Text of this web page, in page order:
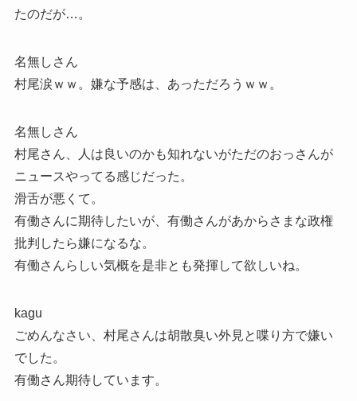
たのだが…。
名無しさん
村尾涙ｗｗ。嫌な予感は、あっただろうｗｗ。
名無しさん
村尾さん、人は良いのかも知れないがただのおっさんが
ニュースやってる感じだった。
滑舌が悪くて。
有働さんに期待したいが、有働さんがあからさまな政権
批判したら嫌になるな。
有働さんらしい気概を是非とも発揮して欲しいね。
kagu
ごめんなさい、村尾さんは胡散臭い外見と喋り方で嫌い
でした。
有働さん期待しています。